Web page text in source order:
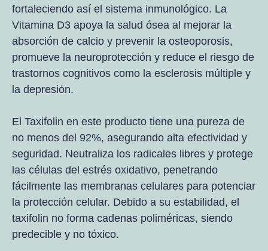
fortaleciendo así el sistema inmunológico. La
Vitamina D3 apoya la salud ósea al mejorar la
absorción de calcio y prevenir la osteoporosis,
promueve la neuroprotección y reduce el riesgo de
trastornos cognitivos como la esclerosis múltiple y
la depresión.
El Taxifolin en este producto tiene una pureza de
no menos del 92%, asegurando alta efectividad y
seguridad. Neutraliza los radicales libres y protege
las células del estrés oxidativo, penetrando
fácilmente las membranas celulares para potenciar
la protección celular. Debido a su estabilidad, el
taxifolin no forma cadenas poliméricas, siendo
predecible y no tóxico.